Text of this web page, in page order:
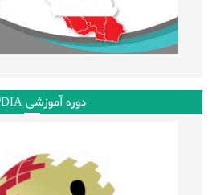
دوره آموزشی PDIA